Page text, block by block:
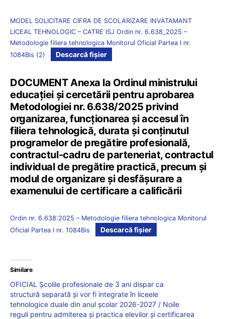
MODEL SOLICITARE CIFRA DE SCOLARIZARE INVATAMANT
LICEAL TEHNOLOGIC – CATRE ISJ Ordin nr. 6.638_2025 –
Metodologie filiera tehnologica Monitorul Oficial Partea I nr.
1084Bis (2)
Descarcă fișier
DOCUMENT Anexa la Ordinul ministrului
educației și cercetării pentru aprobarea
Metodologiei nr. 6.638/2025 privind
organizarea, funcționarea și accesul în
filiera tehnologică, durata și conținutul
programelor de pregătire profesională,
contractul-cadru de parteneriat, contractul
individual de pregătire practică, precum și
modul de organizare și desfășurare a
examenului de certificare a calificării
Ordin nr. 6.638:2025 – Metodologie filiera tehnologica Monitorul
Oficial Partea I nr. 1084Bis
Descarcă fișier
Similare
OFICIAL Școlile profesionale de 3 ani dispar ca
structură separată și vor fi integrate în liceele
tehnologice duale din anul școlar 2026-2027 / Noile
reguli pentru admiterea și practica elevilor și certificarea